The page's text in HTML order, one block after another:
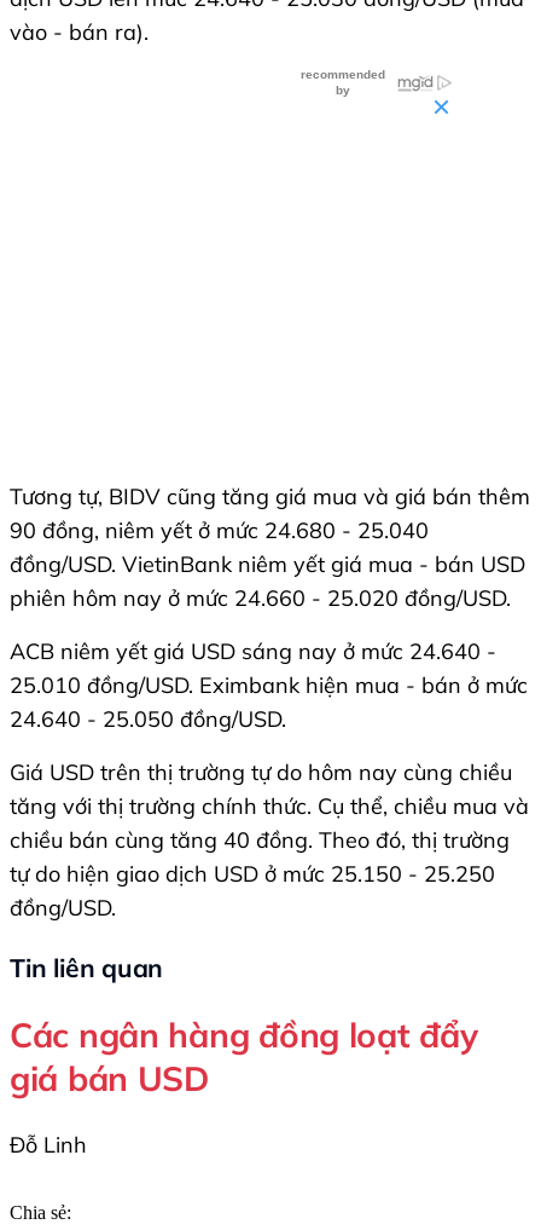
vào - bán ra).
Tương tự, BIDV cũng tăng giá mua và giá bán thêm
90 đồng, niêm yết ở mức 24.680 - 25.040
đồng/USD. VietinBank niêm yết giá mua - bán USD
phiên hôm nay ở mức 24.660 - 25.020 đồng/USD.
ACB niêm yết giá USD sáng nay ở mức 24.640 -
25.010 đồng/USD. Eximbank hiện mua - bán ở mức
24.640 - 25.050 đồng/USD.
Giá USD trên thị trường tự do hôm nay cùng chiều
tăng với thị trường chính thức. Cụ thể, chiều mua và
chiều bán cùng tăng 40 đồng. Theo đó, thị trường
tự do hiện giao dịch USD ở mức 25.150 - 25.250
đồng/USD.
Tin liên quan
Các ngân hàng đồng loạt đẩy
giá bán USD
Đỗ Linh
Chia sẻ: